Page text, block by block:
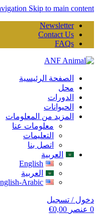
Skip to main content
Newsletter
Contact Us
FAQs
الصفحة الرئيسية
محل
الدورات
الحيوانات
المزيد من المعلومات
معلومات عنا
التعليمات
اتصل بنا
العربية
English
العربية
Arabic
دخول / تسجيل
0 عنصر €0,00